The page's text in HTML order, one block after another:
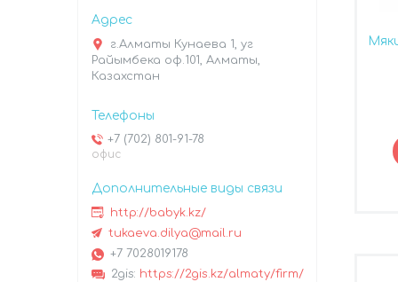
г.Алматы Кунаева 1, уг
Райымбека оф.101, Алматы,
Казахстан
+7 (702) 801-91-78
офис
http://babyk.kz/
tukaeva.dilya@mail.ru
+7 7028019178
2gis https://2gis.kz/almaty/firm/